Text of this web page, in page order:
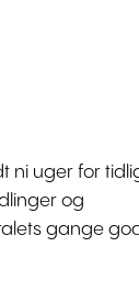
ni uger for
og
gange